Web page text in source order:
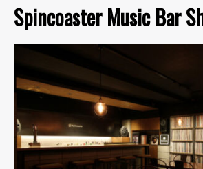
Spincoaster Music Bar